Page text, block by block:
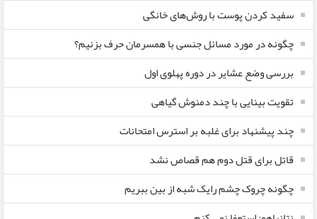
سفید کردن پوست با روش‌های خانگی
چگونه در مورد مسائل جنسی با همسرمان حرف بزنیم؟
بررسی وضع عشایر در دوره پهلوی اول
تقویت بینایی با چند دمنوش گیاهی
چند پیشنهاد برای غلبه بر استرس امتحانات
قاتل برای قتل دوم هم قصاص نشد
چگونه چروک چشم رایک شبه از بین ببریم